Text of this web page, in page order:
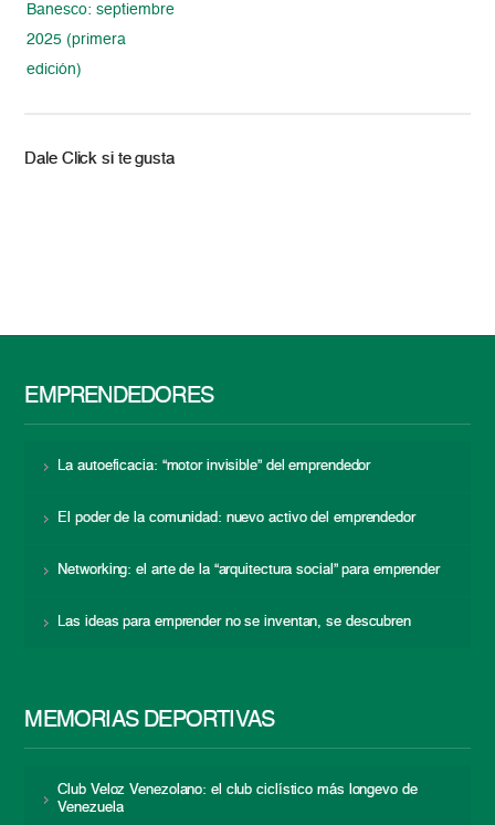
Banesco: septiembre
2025 (primera
edición)
Dale Click si te gusta
EMPRENDEDORES
La autoeficacia: “motor invisible” del emprendedor
El poder de la comunidad: nuevo activo del emprendedor
Networking: el arte de la “arquitectura social” para emprender
Las ideas para emprender no se inventan, se descubren
MEMORIAS DEPORTIVAS
Club Veloz Venezolano: el club ciclístico más longevo de
Venezuela